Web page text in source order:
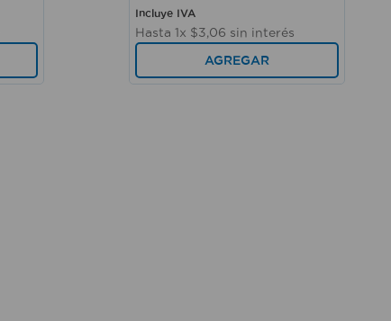
Incluye IVA
Hasta 1x $3,06 sin interés
AGREGAR